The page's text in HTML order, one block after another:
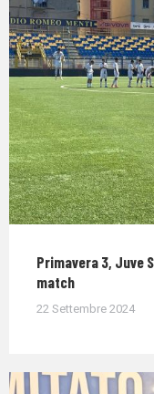
Primavera 3, Juve
match
22 Settembre 2024